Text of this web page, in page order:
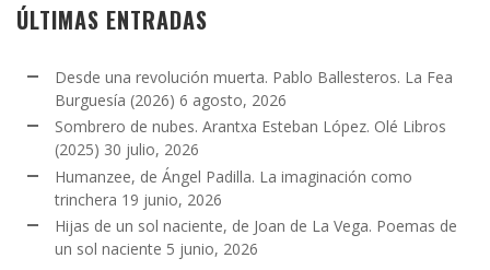
ÚLTIMAS ENTRADAS
Desde una revolución muerta. Pablo Ballesteros. La Fea
Burguesía (2026) 6 agosto, 2026
Sombrero de nubes. Arantxa Esteban López. Olé Libros
(2025) 30 julio, 2026
Humanzee, de Ángel Padilla. La imaginación como
trinchera 19 junio, 2026
Hijas de un sol naciente, de Joan de La Vega. Poemas de
un sol naciente 5 junio, 2026